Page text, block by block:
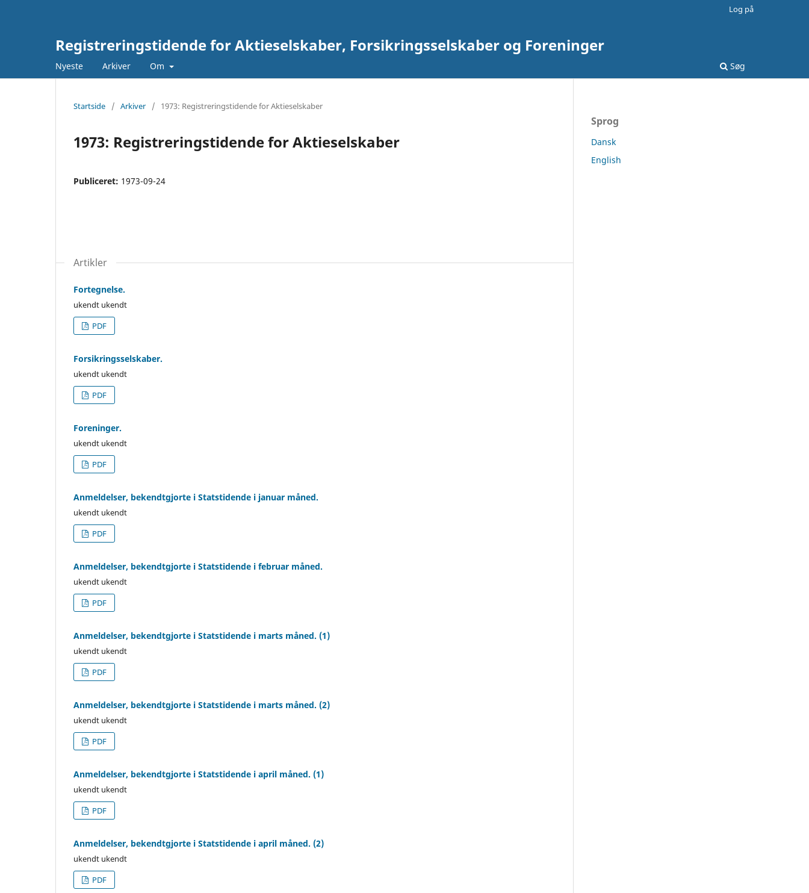
Registreringstidende for Aktieselskaber, Forsikringsselskaber og Foreninger
Nyeste Arkiver Om Søg
Log på
Startside / Arkiver / 1973: Registreringstidende for Aktieselskaber
1973: Registreringstidende for Aktieselskaber
Publiceret: 1973-09-24
Artikler
Fortegnelse.
ukendt ukendt
PDF
Forsikringsselskaber.
ukendt ukendt
PDF
Foreninger.
ukendt ukendt
PDF
Anmeldelser, bekendtgjorte i Statstidende i januar måned.
ukendt ukendt
PDF
Anmeldelser, bekendtgjorte i Statstidende i februar måned.
ukendt ukendt
PDF
Anmeldelser, bekendtgjorte i Statstidende i marts måned. (1)
ukendt ukendt
PDF
Anmeldelser, bekendtgjorte i Statstidende i marts måned. (2)
ukendt ukendt
PDF
Anmeldelser, bekendtgjorte i Statstidende i april måned. (1)
ukendt ukendt
PDF
Anmeldelser, bekendtgjorte i Statstidende i april måned. (2)
ukendt ukendt
PDF
Sprog
Dansk
English